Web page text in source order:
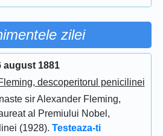
zilei
august 1881
descoperitorul penicilinei
sir Alexander Fleming,
al Premiului Nobel,
(1928). Testeaza-ti